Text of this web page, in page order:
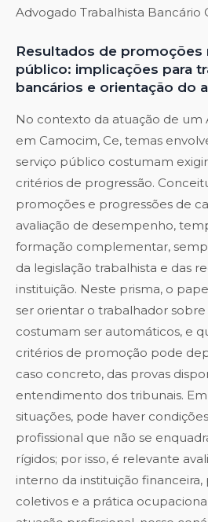
Advogado Trabalhista Bancário
Resultados de promoções
público: implicações para
bancários e orientação do
No contexto da atuação de um
em Camocim, Ce, temas
serviço público costumam
critérios de progressão.
promoções e progressões de
avaliação de desempenho,
formação complementar,
da legislação trabalhista e das
instituição. Neste prisma, o
ser orientar o trabalhador
costumam ser automáticos, e
critérios de promoção pode
caso concreto, das provas
entendimento dos tribunais.
situações, pode haver
profissional que não se
rígidos; por isso, é relevante
interno da instituição financeira,
coletivos e a prática